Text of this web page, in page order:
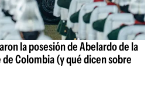
la posesión de Abelardo de la
Colombia (y qué dicen sobre